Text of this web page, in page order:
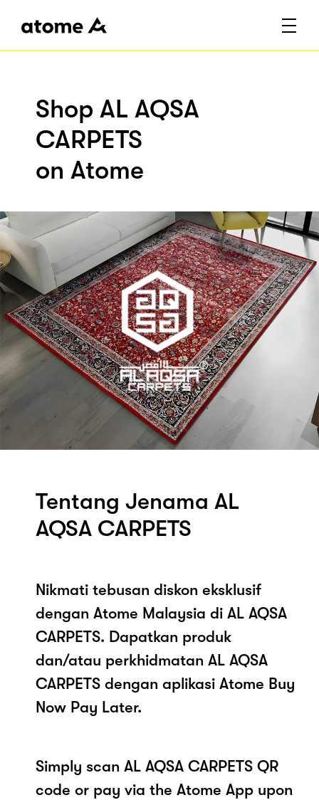
Shop AL AQSA
CARPETS
on Atome
Tentang Jenama AL
AQSA CARPETS
Nikmati tebusan diskon eksklusif
dengan Atome Malaysia di AL AQSA
CARPETS. Dapatkan produk
dan/atau perkhidmatan AL AQSA
CARPETS dengan aplikasi Atome Buy
Now Pay Later.
Simply scan AL AQSA CARPETS QR
code or pay via the Atome App upon